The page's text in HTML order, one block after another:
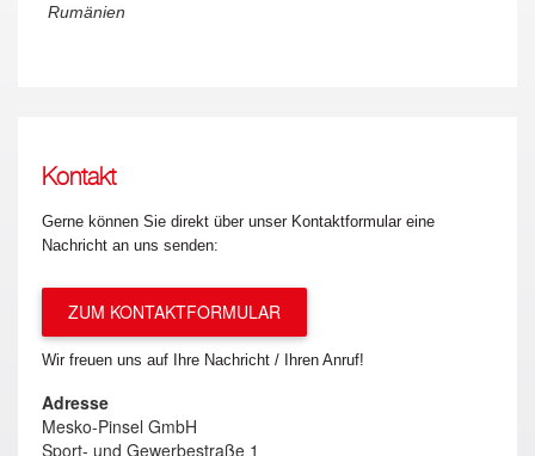
Rumänien
Kontakt
Gerne können Sie direkt über unser Kontaktformular eine
Nachricht an uns senden:
ZUM KONTAKTFORMULAR
Wir freuen uns auf Ihre Nachricht / Ihren Anruf!
Adresse
Mesko-Pinsel GmbH
Sport- und Gewerbestraße 1